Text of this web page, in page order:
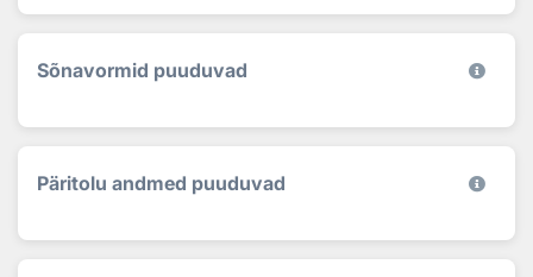
Sõnavormid puuduvad
Päritolu andmed puuduvad